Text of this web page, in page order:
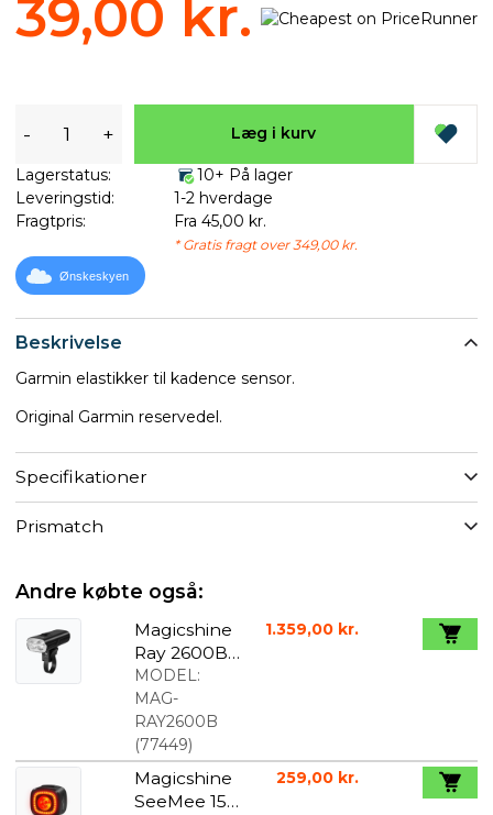
Beskrivelse
Garmin elastikker til kadence sensor.
Original Garmin reservedel.
Specifikationer
Prismatch
39,00 kr.
- + Læg i kurv
Lagerstatus:
10+ På lager
Leveringstid:
1-2 hverdage
Fragtpris:
Fra 45,00 kr.
* Gratis fragt over 349,00 kr.
Ønskeskyen
Andre købte også:
Magicshine
Ray 2600B
Lumen
Forlygte
MODEL:
MAG-
RAY2600B
(77449)
1.359,00 kr.
Magicshine
SeeMee 150
259,00 kr.